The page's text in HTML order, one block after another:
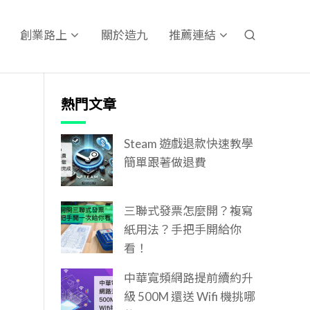
創業路上 關於造九 推薦連結
熱門文章
Steam 遊戲退款快速教學
簡單跟著做退費
三聯式發票怎麼開？複寫
紙用法？手把手開給你
看！
中華寬頻網路提前續約升
級 500M 還送 Wifi 機挑哪